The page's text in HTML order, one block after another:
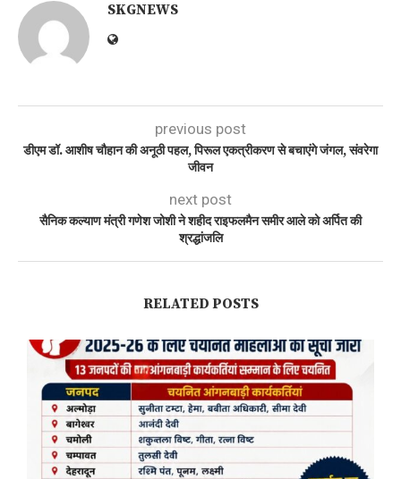
SKGNEWS
previous post
डीएम डॉ. आशीष चौहान की अनूठी पहल, पिरूल एकत्रीकरण से बचाएंगे जंगल, संवरेगा
जीवन
next post
सैनिक कल्याण मंत्री गणेश जोशी ने शहीद राइफलमैन समीर आले को अर्पित की
श्रद्धांजलि
RELATED POSTS